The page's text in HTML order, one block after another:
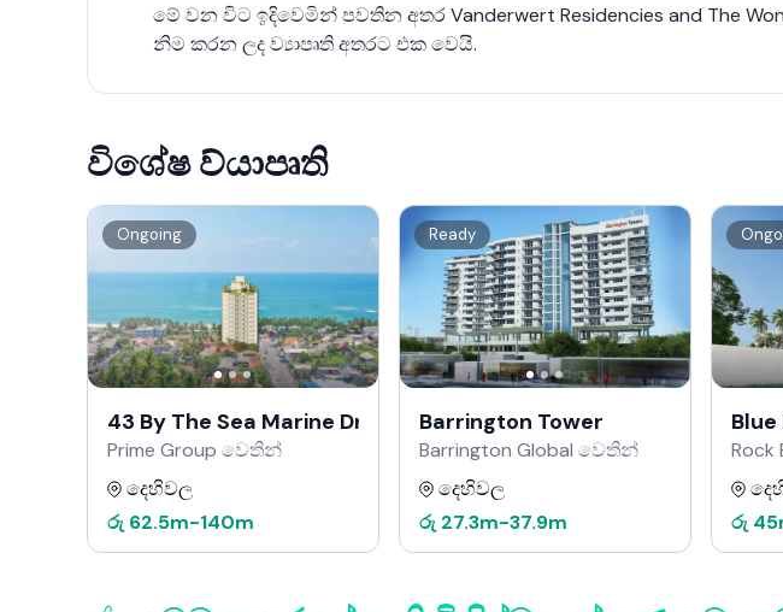
‌මේ වන විට ඉදිවෙමින් පවතින අතර Vanderwert Residencies and The
නිම කරන ලද ව්‍යාපෘති අතරට එක වෙයි.
විශේෂ ව්යාපෘති
Ongoing
43 By The Sea Marine Drive
Prime Group වෙතින්
දෙහිවල
රු 62.5m-140m
Ready
Barrington Tower
Barrington Global වෙතින්
දෙහිවල
රු 27.3m-37.9m
Blue
Rock
රු